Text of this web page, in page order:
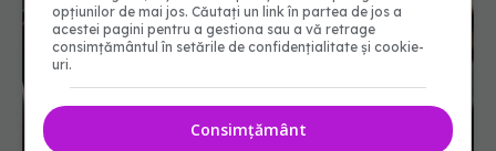
Alertă COVID-19 în România. 4.846 de cazuri noi
raportate într-o singură săptămână
16 sep 2025, 14:17
opțiunilor de mai jos. Căutați un link în partea de jos a
acestei pagini pentru a gestiona sau a vă retrage
consimțământul în setările de confidențialitate și cookie-
uri.
Consimțământ